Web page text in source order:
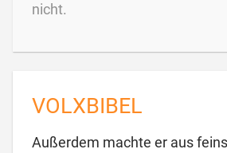
nicht.
VOLXBIBEL
Außerdem machte er aus